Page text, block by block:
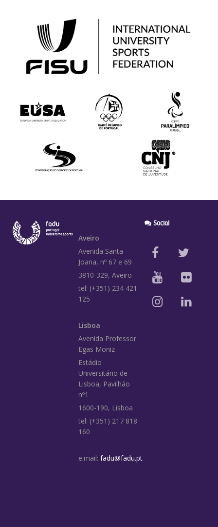
Aveiro
Avenida Santa
Joana, nº 67 e 69
3810-329, Aveiro
tel: (+351) 234 421
125
Lisboa
Avenida Professor
Egas Moniz
Estádio
Universitário de
Lisboa, Pavilhão
nº1
1600-190, Lisboa
tel: (+351) 217 818
160
e.mail: fadu@fadu.pt
Social